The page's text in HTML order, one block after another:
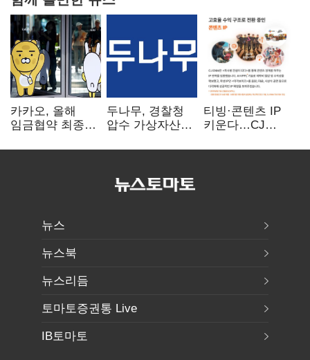
카카오, 올해
임금협약 최종
인상·격려금
두나무, 경찰청
압수 가상자산
커스터디 사업
티빙·콘텐츠 IP
키운다…CJ
글로벌 확장 가속
뉴스
뉴스북
뉴스리듬
토마토증권통 Live
IB토마토